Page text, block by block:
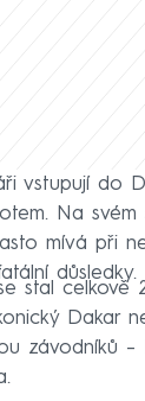
vstupují do
Na
mívá při
důsledky.
stal celkově
Dakar
závodníků –